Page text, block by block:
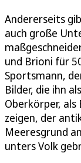
Andererseits
auch große
und Brioni für
Sportsmann,
Bilder, die ihn
Oberkörper,
zeigen, der
Meeresgrund
unters Volk